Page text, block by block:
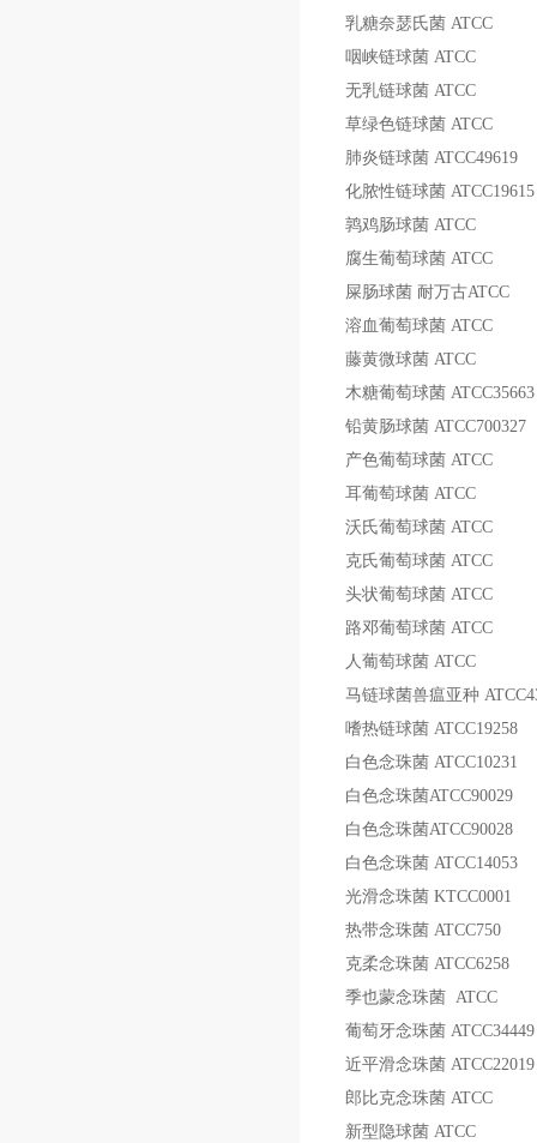
乳糖奈瑟氏菌 ATCC
咽峡链球菌 ATCC
无乳链球菌 ATCC
草绿色链球菌 ATCC
肺炎链球菌 ATCC49619
化脓性链球菌 ATCC19615
鹑鸡肠球菌 ATCC
腐生葡萄球菌 ATCC
屎肠球菌 耐万古ATCC
溶血葡萄球菌 ATCC
藤黄微球菌 ATCC
木糖葡萄球菌 ATCC35663
铅黄肠球菌 ATCC700327
产色葡萄球菌 ATCC
耳葡萄球菌 ATCC
沃氏葡萄球菌 ATCC
克氏葡萄球菌 ATCC
头状葡萄球菌 ATCC
路邓葡萄球菌 ATCC
人葡萄球菌 ATCC
马链球菌兽瘟亚种
嗜热链球菌 ATCC19258
白色念珠菌 ATCC10231
白色念珠菌ATCC90029
白色念珠菌ATCC90028
白色念珠菌 ATCC14053
光滑念珠菌 KTCC0001
热带念珠菌 ATCC750
克柔念珠菌 ATCC6258
季也蒙念珠菌 ATCC
葡萄牙念珠菌 ATCC34449
近平滑念珠菌 ATCC22019
郎比克念珠菌 ATCC
新型隐球菌 ATCC